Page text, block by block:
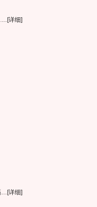
[详细]
… [详细]